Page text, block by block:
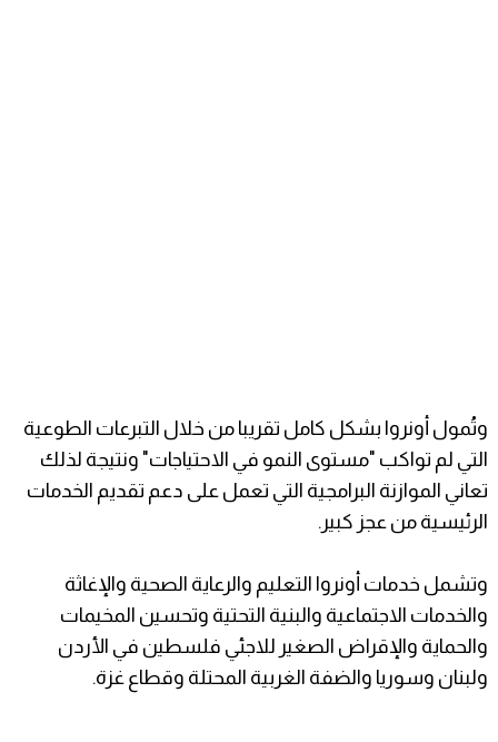
وتُمول أونروا بشكل كامل تقريبا من خلال التبرعات الطوعية
التي لم تواكب "مستوى النمو في الاحتياجات" ونتيجة لذلك
تعاني الموازنة البرامجية التي تعمل على دعم تقديم الخدمات
الرئيسية من عجز كبير.
وتشمل خدمات أونروا التعليم والرعاية الصحية والإغاثة
والخدمات الاجتماعية والبنية التحتية وتحسين المخيمات
والحماية والإقراض الصغير للاجئي فلسطين في الأردن
ولبنان وسوريا والضفة الغربية المحتلة وقطاع غزة.